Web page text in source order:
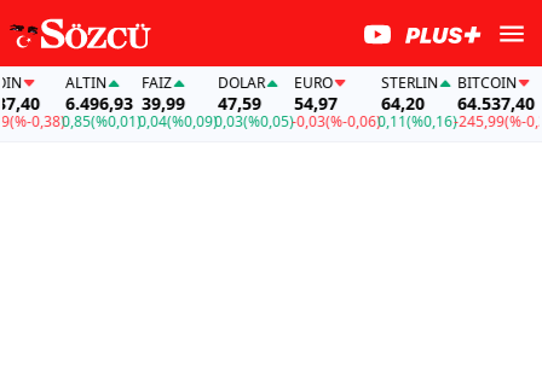
0,38)
ALTIN
6.496,93
0,85(%0,01)
FAİZ
39,99
0,04(%0,09)
DOLAR
47,59
0,03(%0,05)
EURO
54,97
-0,03(%-0,06)
STERLIN
64,20
0,11(%0,16)
BITCOIN
64.537,40
-245,99(%-0,38)